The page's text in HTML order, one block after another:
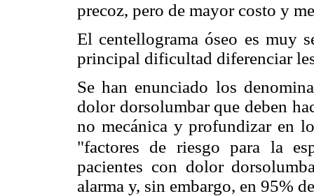
precoz, pero de mayor costo y
El centellograma óseo es muy
principal dificultad diferenciar
Se han enunciado los
dolor dorsolumbar que deben
no mecánica y profundizar en
"factores de riesgo para la
pacientes con dolor
alarma y, sin embargo, en 95%